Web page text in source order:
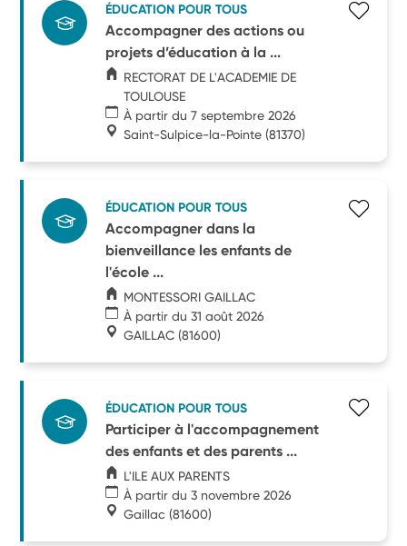
ÉDUCATION POUR TOUS
Accompagner des actions ou
projets d’éducation à la ...
RECTORAT DE L'ACADEMIE DE
TOULOUSE
À partir du 7 septembre 2026
Saint-Sulpice-la-Pointe (81370)
ÉDUCATION POUR TOUS
Accompagner dans la
bienveillance les enfants de
l'école ...
MONTESSORI GAILLAC
À partir du 31 août 2026
GAILLAC (81600)
ÉDUCATION POUR TOUS
Participer à l'accompagnement
des enfants et des parents ...
L'ILE AUX PARENTS
À partir du 3 novembre 2026
Gaillac (81600)